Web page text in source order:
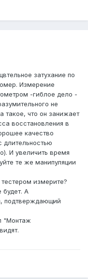
затухание по
Измерение
-гиблое дело -
не
такое, что он занижает
восстановления в
качество
длительностью
И увеличить время
те же манипуляции
измерите?
будет. А
подтверждающий
"Монтаж